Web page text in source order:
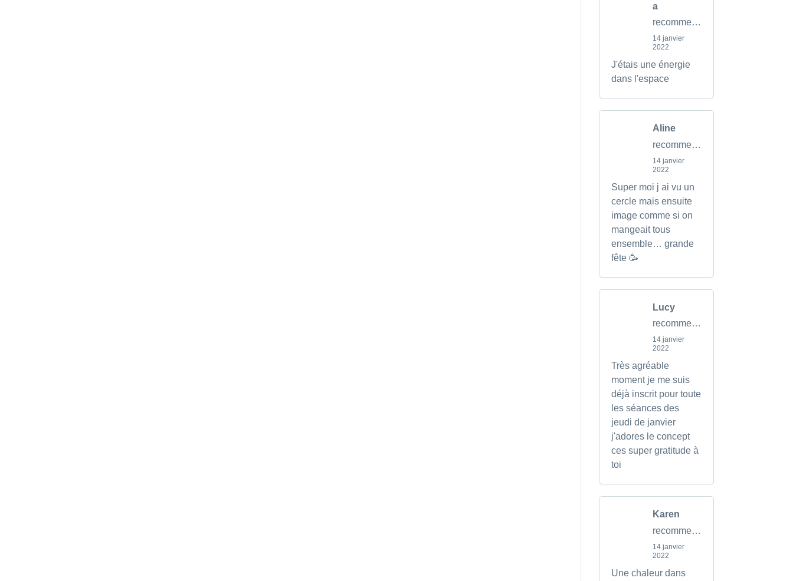
a
recommends
14 janvier
2022
J'étais une énergie
dans l'espace
Aline
recommends
14 janvier
2022
Super moi j ai vu un
cercle mais ensuite
image comme si on
mangeait tous
ensemble… grande
fête 🥳
Lucy
recommends
14 janvier
2022
Très agréable
moment je me suis
déjà inscrit pour toute
les séances des
jeudi de janvier
j'adores le concept
ces super gratitude à
toi
Karen
recommends
14 janvier
2022
Une chaleur dans